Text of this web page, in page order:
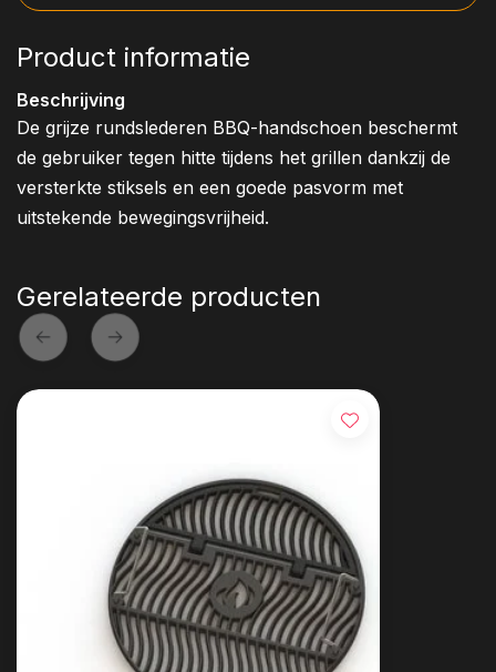
Product informatie
Beschrijving
De grijze rundslederen BBQ-handschoen beschermt
de gebruiker tegen hitte tijdens het grillen dankzij de
versterkte stiksels en een goede pasvorm met
uitstekende bewegingsvrijheid.
Gerelateerde producten